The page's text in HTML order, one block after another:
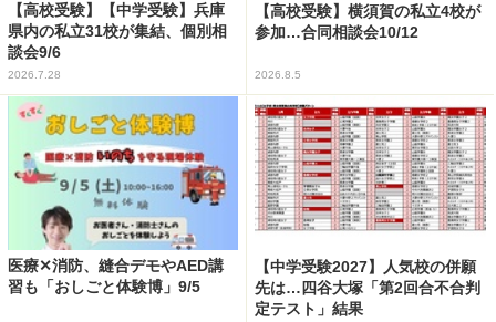
【高校受験】【中学受験】兵庫
県内の私立31校が集結、個別相
談会9/6
2026.7.28
【高校受験】横須賀の私立4校が
参加…合同相談会10/12
2026.8.5
医療✕消防、縫合デモやAED講
習も「おしごと体験博」9/5
【中学受験2027】人気校の併願
先は…四谷大塚「第2回合不合判
定テスト」結果